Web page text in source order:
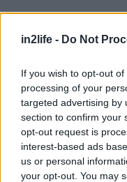
in2life - Do Not
If you wish to opt-out
processing of your
targeted advertising by
section to confirm your
opt-out request is
interest-based ads
us or personal
your opt-out. You may